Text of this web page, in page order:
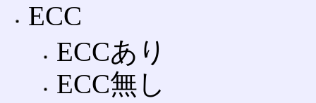
ECC
ECCあり
ECC無し